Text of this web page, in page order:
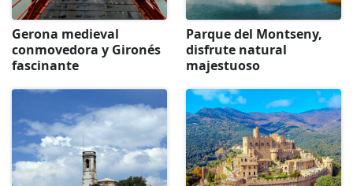
Gerona medieval
conmovedora y Gironés
fascinante
Parque del Montseny,
disfrute natural
majestuoso